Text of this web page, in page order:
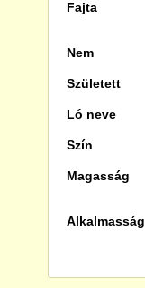
Fajta
Nem
Született
Ló neve
Szín
Magasság
Alkalmasság